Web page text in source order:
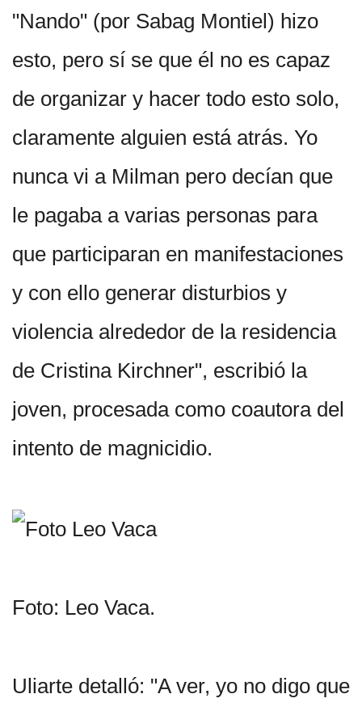
"Nando" (por Sabag Montiel) hizo
esto, pero sí se que él no es capaz
de organizar y hacer todo esto solo,
claramente alguien está atrás. Yo
nunca vi a Milman pero decían que
le pagaba a varias personas para
que participaran en manifestaciones
y con ello generar disturbios y
violencia alrededor de la residencia
de Cristina Kirchner", escribió la
joven, procesada como coautora del
intento de magnicidio.
Foto: Leo Vaca.
Uliarte detalló: "A ver, yo no digo que